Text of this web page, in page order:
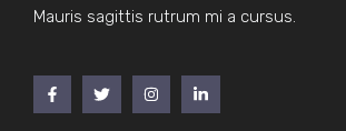
Mauris sagittis rutrum mi a cursus.